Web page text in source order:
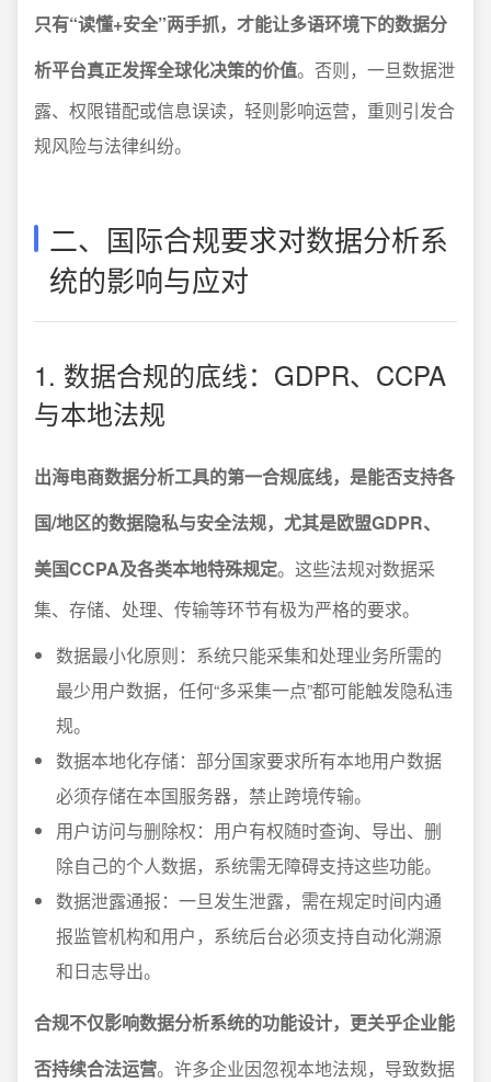
只有“读懂+安全”两手抓，才能让多语环境下的数据分
析平台真正发挥全球化决策的价值。否则，一旦数据泄
露、权限错配或信息误读，轻则影响运营，重则引发合
规风险与法律纠纷。
二、国际合规要求对数据分析系
统的影响与应对
1. 数据合规的底线：GDPR、CCPA
与本地法规
出海电商数据分析工具的第一合规底线，是能否支持各
国/地区的数据隐私与安全法规，尤其是欧盟GDPR、
美国CCPA及各类本地特殊规定。这些法规对数据采
集、存储、处理、传输等环节有极为严格的要求。
数据最小化原则：系统只能采集和处理业务所需的
最少用户数据，任何“多采集一点”都可能触发隐私违
规。
数据本地化存储：部分国家要求所有本地用户数据
必须存储在本国服务器，禁止跨境传输。
用户访问与删除权：用户有权随时查询、导出、删
除自己的个人数据，系统需无障碍支持这些功能。
数据泄露通报：一旦发生泄露，需在规定时间内通
报监管机构和用户，系统后台必须支持自动化溯源
和日志导出。
合规不仅影响数据分析系统的功能设计，更关乎企业能
否持续合法运营。许多企业因忽视本地法规，导致数据